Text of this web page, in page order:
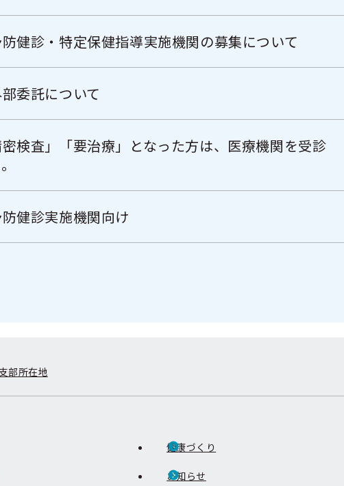
健診・特定保健指導実施機関の募集について
委託について
検査」「要治療」となった方は、医療機関を受診
健診実施機関向け
部所在地
健康づくり
お知らせ